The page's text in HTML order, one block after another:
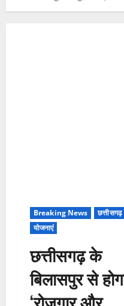
Breaking News छत्तीसगढ़
योजनाएं
छत्तीसगढ़ के
बिलासपुर से